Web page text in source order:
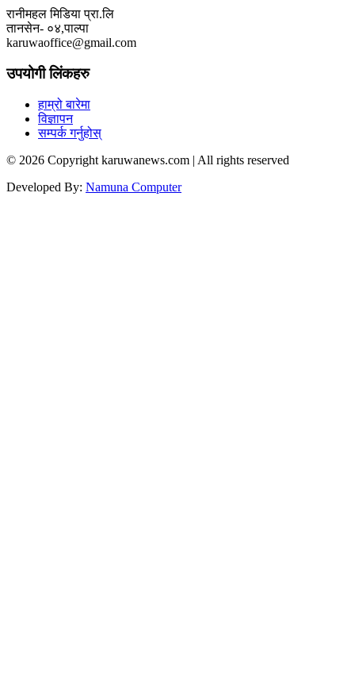
रानीमहल मिडिया प्रा.लि
तानसेन- ०४,पाल्पा
karuwaoffice@gmail.com
उपयोगी लिंकहरु
हाम्रो बारेमा
विज्ञापन
सम्पर्क गर्नुहोस्
© 2026 Copyright karuwanews.com | All rights reserved
Developed By: Namuna Computer